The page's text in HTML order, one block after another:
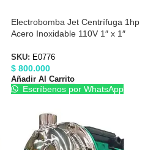
Electrobomba Jet Centrífuga 1hp
Acero Inoxidable 110V 1″ x 1″
SKU: E0776
$ 800.000
Añadir Al Carrito
Escríbenos por WhatsApp